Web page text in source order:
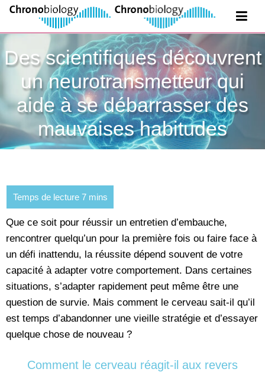
Des scientifiques découvrent
un neurotransmetteur qui
aide à se débarrasser des
mauvaises habitudes
Que ce soit pour réussir un entretien d’embauche,
rencontrer quelqu’un pour la première fois ou faire face à
un défi inattendu, la réussite dépend souvent de votre
capacité à adapter votre comportement. Dans certaines
situations, s’adapter rapidement peut même être une
question de survie. Mais comment le cerveau sait-il qu’il
est temps d’abandonner une vieille stratégie et d’essayer
quelque chose de nouveau ?
Comment le cerveau réagit-il aux revers